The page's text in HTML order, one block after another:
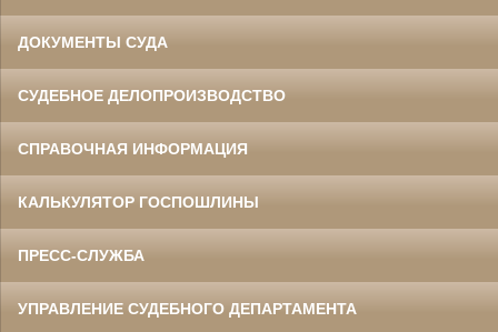
ДОКУМЕНТЫ СУДА
СУДЕБНОЕ ДЕЛОПРОИЗВОДСТВО
СПРАВОЧНАЯ ИНФОРМАЦИЯ
КАЛЬКУЛЯТОР ГОСПОШЛИНЫ
ПРЕСС-СЛУЖБА
УПРАВЛЕНИЕ СУДЕБНОГО ДЕПАРТАМЕНТА